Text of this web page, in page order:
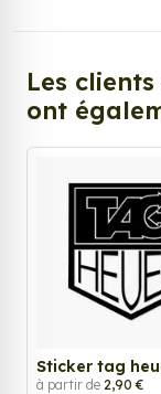
Les
ont
Sticker tag
à partir de 2,90 €